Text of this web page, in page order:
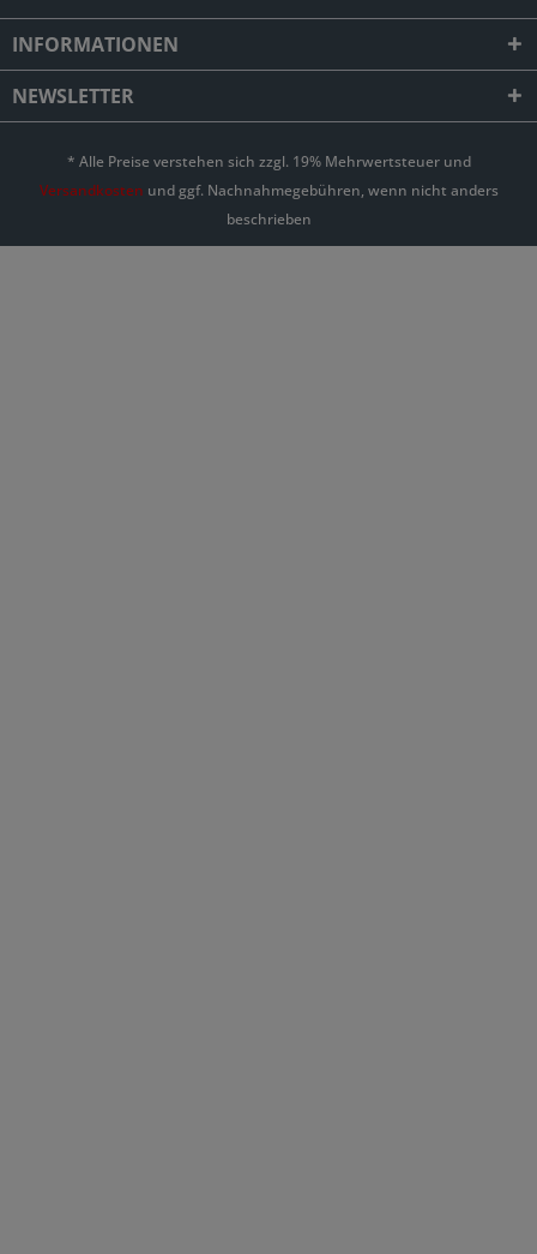
INFORMATIONEN
NEWSLETTER
* Alle Preise verstehen sich zzgl. 19% Mehrwertsteuer und
Versandkosten und ggf. Nachnahmegebühren, wenn nicht anders
beschrieben